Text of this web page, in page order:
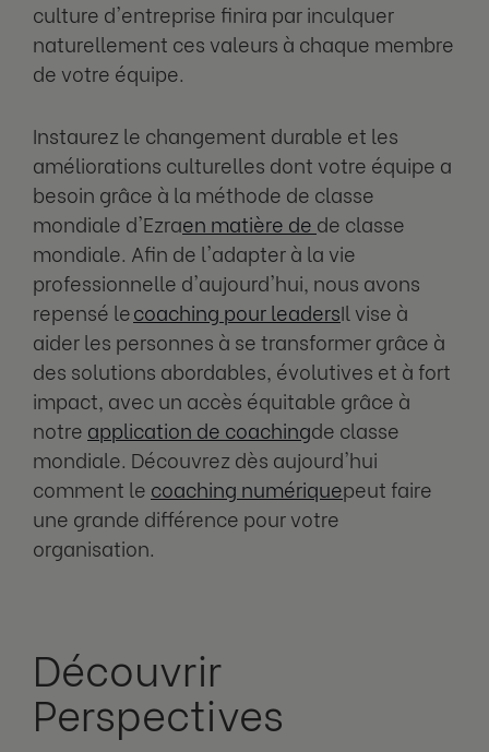
culture d'entreprise finira par inculquer
naturellement ces valeurs à chaque membre
de votre équipe.
Instaurez le changement durable et les
améliorations culturelles dont votre équipe a
besoin grâce à la méthode de classe
mondiale d'Ezraen matière de de classe
mondiale. Afin de l'adapter à la vie
professionnelle d'aujourd'hui, nous avons
repensé lecoaching pour leadersIl vise à
aider les personnes à se transformer grâce à
des solutions abordables, évolutives et à fort
impact, avec un accès équitable grâce à
notre application de coachingde classe
mondiale. Découvrez dès aujourd'hui
comment le coaching numériquepeut faire
une grande différence pour votre
organisation.
Découvrir
Perspectives